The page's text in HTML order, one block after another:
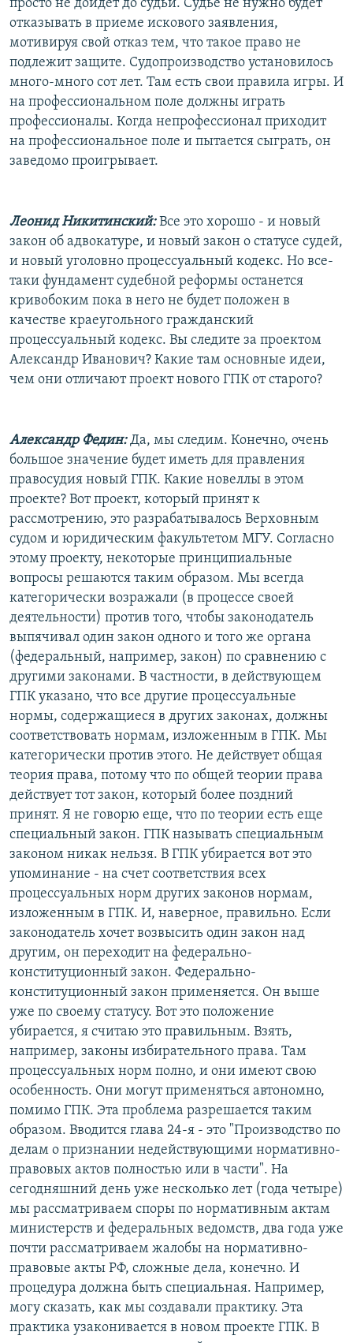
просто не дойдет до судьи. Судье не нужно будет
отказывать в приеме искового заявления,
мотивируя свой отказ тем, что такое право не
подлежит защите. Судопроизводство установилось
много-много сот лет. Там есть свои правила игры. И
на профессиональном поле должны играть
профессионалы. Когда непрофессионал приходит
на профессиональное поле и пытается сыграть, он
заведомо проигрывает.
Леонид Никитинский:Все это хорошо - и новый
закон об адвокатуре, и новый закон о статусе судей,
и новый уголовно процессуальный кодекс. Но все-
таки фундамент судебной реформы останется
кривобоким пока в него не будет положен в
качестве краеугольного гражданский
процессуальный кодекс. Вы следите за проектом
Александр Иванович? Какие там основные идеи,
чем они отличают проект нового ГПК от старого?
Александр Федин:Да, мы следим. Конечно, очень
большое значение будет иметь для правления
правосудия новый ГПК. Какие новеллы в этом
проекте? Вот проект, который принят к
рассмотрению, это разрабатывалось Верховным
судом и юридическим факультетом МГУ. Согласно
этому проекту, некоторые принципиальные
вопросы решаются таким образом. Мы всегда
категорически возражали (в процессе своей
деятельности) против того, чтобы законодатель
выпячивал один закон одного и того же органа
(федеральный, например, закон) по сравнению с
другими законами. В частности, в действующем
ГПК указано, что все другие процессуальные
нормы, содержащиеся в других законах, должны
соответствовать нормам, изложенным в ГПК. Мы
категорически против этого. Не действует общая
теория права, потому что по общей теории права
действует тот закон, который более поздний
принят. Я не говорю еще, что по теории есть еще
специальный закон. ГПК называть специальным
законом никак нельзя. В ГПК убирается вот это
упоминание - на счет соответствия всех
процессуальных норм других законов нормам,
изложенным в ГПК. И, наверное, правильно. Если
законодатель хочет возвысить один закон над
другим, он переходит на федерально-
конституционный закон. Федерально-
конституционный закон применяется. Он выше
уже по своему статусу. Вот это положение
убирается, я считаю это правильным. Взять,
например, законы избирательного права. Там
процессуальных норм полно, и они имеют свою
особенность. Они могут применяться автономно,
помимо ГПК. Эта проблема разрешается таким
образом. Вводится глава 24-я - это "Производство по
делам о признании недействующими нормативно-
правовых актов полностью или в части". На
сегодняшний день уже несколько лет (года четыре)
мы рассматриваем споры по нормативным актам
министерств и федеральных ведомств, два года уже
почти рассматриваем жалобы на нормативно-
правовые акты РФ, сложные дела, конечно. И
процедура должна быть специальная. Например,
могу сказать, как мы создавали практику. Эта
практика узаконивается в новом проекте ГПК. В